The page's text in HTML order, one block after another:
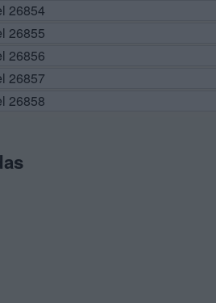
26854
26855
26856
26857
26858